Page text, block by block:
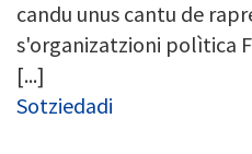
candu unus cantu de
s'organizatzioni polìtica
[...]
Sotziedadi